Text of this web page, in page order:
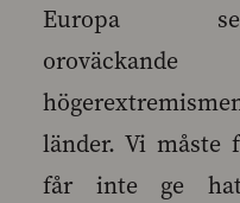
länder. Vi måste
får inte ge